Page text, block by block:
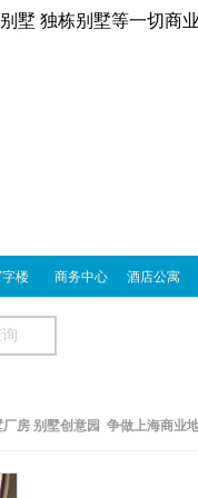
墅 独栋别墅等一切商
楼 商务中心 酒店公寓
房 别墅创意园 争做上海商业